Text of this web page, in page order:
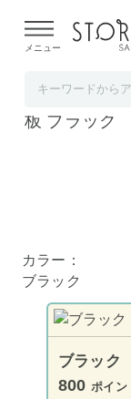
よる配送遅延が発
メニュー
コージーク
板 ブラック
カラー：
ブラック
ブラック
800ポイン